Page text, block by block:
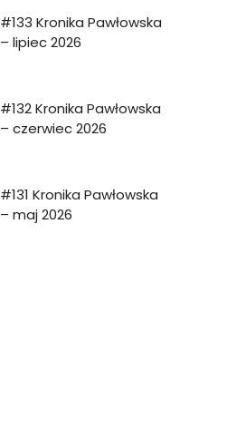
#133 Kronika Pawłowska
– lipiec 2026
#132 Kronika Pawłowska
– czerwiec 2026
#131 Kronika Pawłowska
– maj 2026